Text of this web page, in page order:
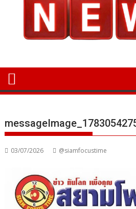
03/07/2026 @siamfocustime